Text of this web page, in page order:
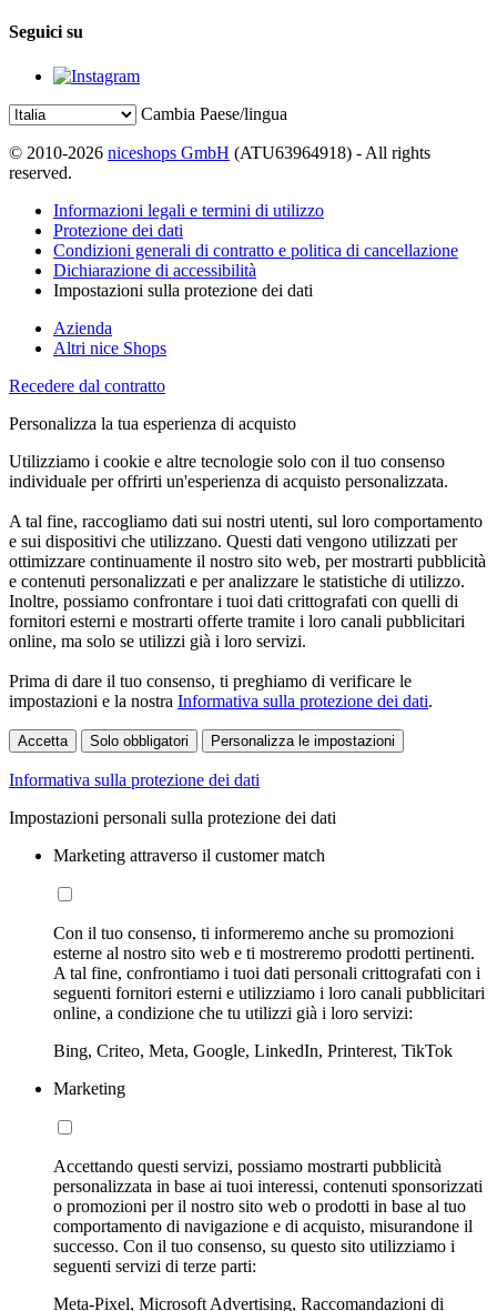
Seguici su
Cambia Paese/lingua
© 2010-2026 niceshops GmbH (ATU63964918) - All rights
reserved.
Informazioni legali e termini di utilizzo
Protezione dei dati
Condizioni generali di contratto e politica di cancellazione
Dichiarazione di accessibilità
Impostazioni sulla protezione dei dati
Azienda
Altri nice Shops
Recedere dal contratto
Personalizza la tua esperienza di acquisto
Utilizziamo i cookie e altre tecnologie solo con il tuo consenso
individuale per offrirti un'esperienza di acquisto personalizzata.
A tal fine, raccogliamo dati sui nostri utenti, sul loro comportamento
e sui dispositivi che utilizzano. Questi dati vengono utilizzati per
ottimizzare continuamente il nostro sito web, per mostrarti pubblicità
e contenuti personalizzati e per analizzare le statistiche di utilizzo.
Inoltre, possiamo confrontare i tuoi dati crittografati con quelli di
fornitori esterni e mostrarti offerte tramite i loro canali pubblicitari
online, ma solo se utilizzi già i loro servizi.
Prima di dare il tuo consenso, ti preghiamo di verificare le
impostazioni e la nostra Informativa sulla protezione dei dati.
Accetta Solo obbligatori Personalizza le impostazioni
Informativa sulla protezione dei dati
Impostazioni personali sulla protezione dei dati
Marketing attraverso il customer match
Con il tuo consenso, ti informeremo anche su promozioni
esterne al nostro sito web e ti mostreremo prodotti pertinenti.
A tal fine, confrontiamo i tuoi dati personali crittografati con i
seguenti fornitori esterni e utilizziamo i loro canali pubblicitari
online, a condizione che tu utilizzi già i loro servizi:
Bing, Criteo, Meta, Google, LinkedIn, Printerest, TikTok
Marketing
Accettando questi servizi, possiamo mostrarti pubblicità
personalizzata in base ai tuoi interessi, contenuti sponsorizzati
o promozioni per il nostro sito web o prodotti in base al tuo
comportamento di navigazione e di acquisto, misurandone il
successo. Con il tuo consenso, su questo sito utilizziamo i
seguenti servizi di terze parti:
Meta-Pixel, Microsoft Advertising, Raccomandazioni di